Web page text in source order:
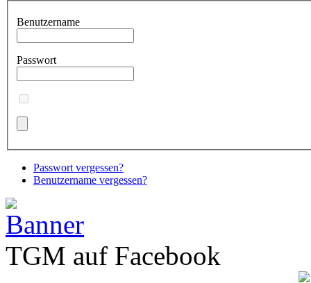
Benutzername
Passwort
Passwort vergessen?
Benutzername vergessen?
TGM auf Facebook